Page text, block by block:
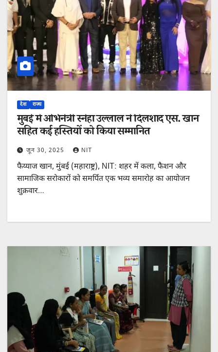
देश राज्य
मुंबई में अभिनेत्री स्नेहा उल्लाल ने दिलशाद एस. खान
सहित कई हस्तियों को किया सम्मानित
जून 30, 2025 NIT
फैय्याज खान, मुंबई (महाराष्ट्र), NIT: शहर में कला, फैशन और
सामाजिक सरोकारों को समर्पित एक भव्य समारोह का आयोजन
शुक्रवार…